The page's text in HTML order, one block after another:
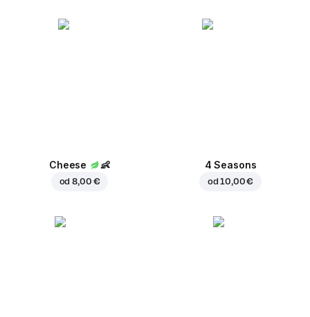
Cheese 👶
od8,00 €
4 Seasons
od10,00 €